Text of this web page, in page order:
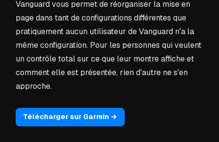
Vanguard vous permet de réorganiser la mise en
page dans tant de configurations différentes que
pratiquement aucun utilisateur de Vanguard n'a la
même configuration. Pour les personnes qui veulent
un contrôle total sur ce que leur montre affiche et
comment elle est présentée, rien d'autre ne s'en
approche.
Télécharger sur Garmin →